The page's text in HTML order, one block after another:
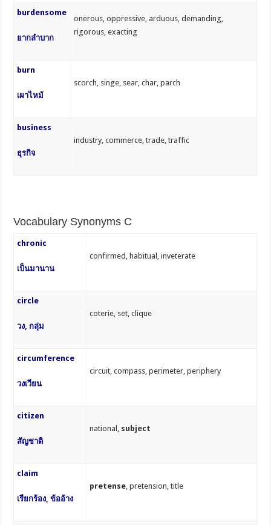
burdensome
ยากลำบาก
onerous, oppressive, arduous, demanding,
rigorous, exacting
burn
เผาไหม้
scorch, singe, sear, char, parch
business
ธุรกิจ
industry, commerce, trade, traffic
Vocabulary Synonyms C
chronic
เป็นมานาน
confirmed, habitual, inveterate
circle
วง, กลุ่ม
coterie, set, clique
circumference
วงเวียน
circuit, compass, perimeter, periphery
citizen
สัญชาติ
national, subject
claim
เรียกร้อง, ข้ออ้าง
pretense , pretension, title